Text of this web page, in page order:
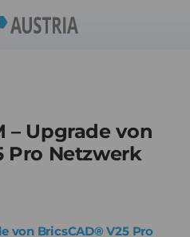
– Upgrade von
Pro Netzwerk
von BricsCAD® V25 Pro